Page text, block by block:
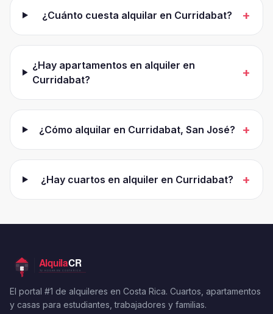
¿Cuánto cuesta alquilar en Curridabat? +
¿Hay apartamentos en alquiler en
Curridabat?
+
¿Cómo alquilar en Curridabat, San José? +
¿Hay cuartos en alquiler en Curridabat? +
El portal #1 de alquileres en Costa Rica. Cuartos, apartamentos
y casas para estudiantes, trabajadores y familias.